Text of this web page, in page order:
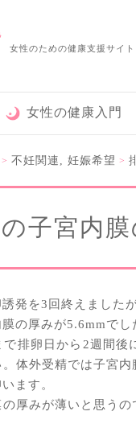
女性のための健康支援サイト
女性の健康入門
> 不妊関連 , 妊娠希望 >
子宮内
発を3回終えました
の厚みが5.6mmでし
排卵日から2週間
体外受精では子宮
ます。
厚みが薄いと思う